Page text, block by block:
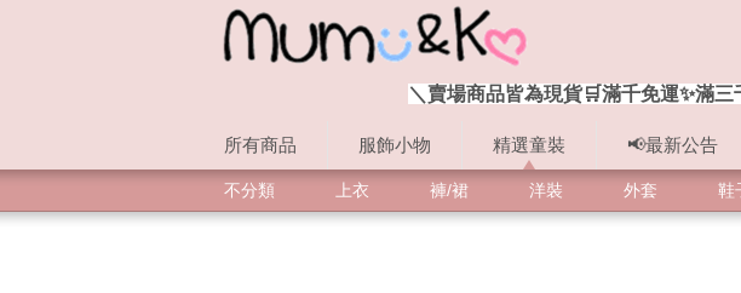
所有商品 服飾小物 精選童裝 📢最新公告
＼賣場商品皆為現貨🛒滿千免運✨滿
不分類 上衣 褲/裙 洋裝 外套 鞋